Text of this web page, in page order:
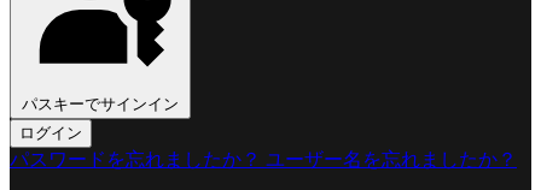
パスキーでサインイン
ログイン
パスワードを忘れましたか？ ユーザー名を忘れましたか？